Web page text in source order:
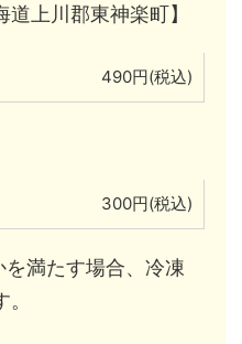
上川郡東神楽町】
490円(税込)
300円(税込)
満たす場合、冷凍